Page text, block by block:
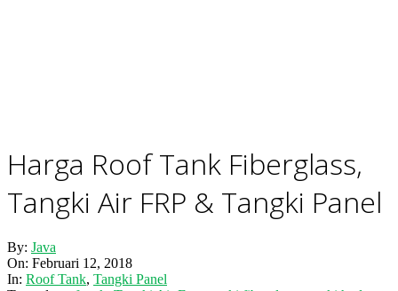
Harga Roof Tank Fiberglass,
Tangki Air FRP & Tangki Panel
By: Java
On: Februari 12, 2018
In: Roof Tank, Tangki Panel